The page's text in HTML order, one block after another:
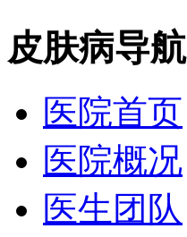
皮肤病导航
医院首页
医院概况
医生团队